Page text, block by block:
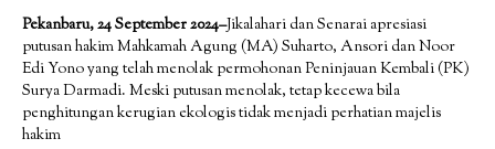
Pekanbaru, 24 September 2024–Jikalahari dan Senarai apresiasi
putusan hakim Mahkamah Agung (MA) Suharto, Ansori dan Noor
Edi Yono yang telah menolak permohonan Peninjauan Kembali (PK)
Surya Darmadi. Meski putusan menolak, tetap kecewa bila
penghitungan kerugian ekologis tidak menjadi perhatian majelis
hakim